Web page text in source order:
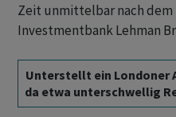
Zeit unmittelbar nach dem
Investmentbank Lehman
Unterstellt ein Londoner
da etwa unterschwellig